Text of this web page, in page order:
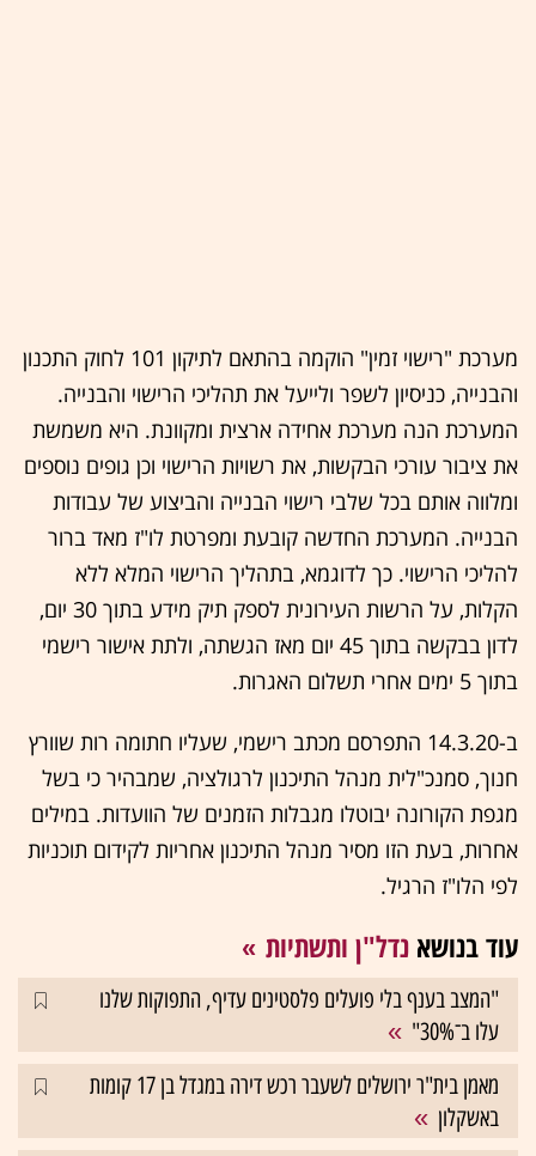
מערכת "רישוי זמין" הוקמה בהתאם לתיקון 101 לחוק התכנון
והבנייה, כניסיון לשפר ולייעל את תהליכי הרישוי והבנייה.
המערכת הנה מערכת אחידה ארצית ומקוונת. היא משמשת
את ציבור עורכי הבקשות, את רשויות הרישוי וכן גופים נוספים
ומלווה אותם בכל שלבי רישוי הבנייה והביצוע של עבודות
הבנייה. המערכת החדשה קובעת ומפרטת לו"ז מאד ברור
להליכי הרישוי. כך לדוגמא, בתהליך הרישוי המלא ללא
הקלות, על הרשות העירונית לספק תיק מידע בתוך 30 יום,
לדון בבקשה בתוך 45 יום מאז הגשתה, ולתת אישור רישמי
בתוך 5 ימים אחרי תשלום האגרות.
ב-14.3.20 התפרסם מכתב רישמי, שעליו חתומה רות שוורץ
חנוך, סמנכ"לית מנהל התיכנון לרגולציה, שמבהיר כי בשל
מגפת הקורונה יבוטלו מגבלות הזמנים של הוועדות. במילים
אחרות, בעת הזו מסיר מנהל התיכנון אחריות לקידום תוכניות
לפי הלו"ז הרגיל.
עוד בנושא נדל"ן ותשתיות
"המצב בענף בלי פועלים פלסטינים עדיף, התפוקות שלנו
עלו ב־30%"
מאמן בית"ר ירושלים לשעבר רכש דירה במגדל בן 17 קומות
באשקלון